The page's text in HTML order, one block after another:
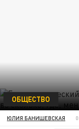
ОБЩЕСТВО
ЮЛИЯ БАНИШЕВСКАЯ